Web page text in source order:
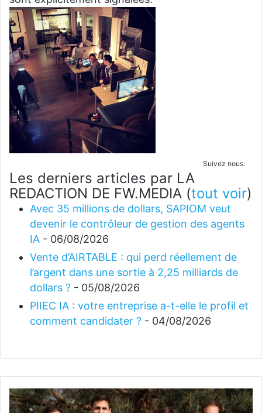
Suivez nous:
Les derniers articles par LA
REDACTION DE FW.MEDIA (tout voir)
Avec 35 millions de dollars, SAPIOM veut
devenir le contrôleur de gestion des agents
IA - 06/08/2026
Vente d’AIRTABLE : qui perd réellement de
l’argent dans une sortie à 2,25 milliards de
dollars ? - 05/08/2026
PIIEC IA : votre entreprise a-t-elle le profil et
comment candidater ? - 04/08/2026